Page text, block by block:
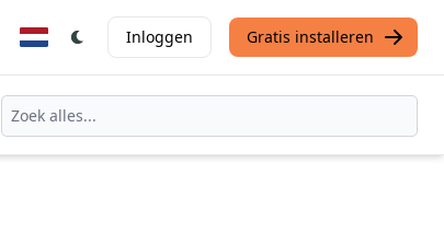
Inloggen Gratis installeren